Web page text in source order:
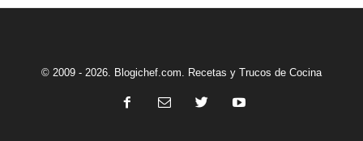
© 2009 - 2026. Blogichef.com. Recetas y Trucos de Cocina